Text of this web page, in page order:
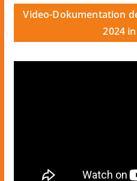
Video-Dokumentation
2024